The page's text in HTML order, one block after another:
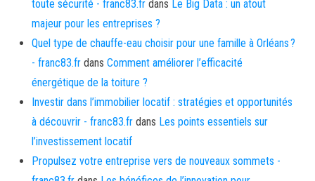
toute sécurité - franc83.fr dans Le Big Data : un atout
majeur pour les entreprises ?
Quel type de chauffe-eau choisir pour une famille à Orléans ?
- franc83.fr dans Comment améliorer l’efficacité
énergétique de la toiture ?
Investir dans l’immobilier locatif : stratégies et opportunités
à découvrir - franc83.fr dans Les points essentiels sur
l’investissement locatif
Propulsez votre entreprise vers de nouveaux sommets -